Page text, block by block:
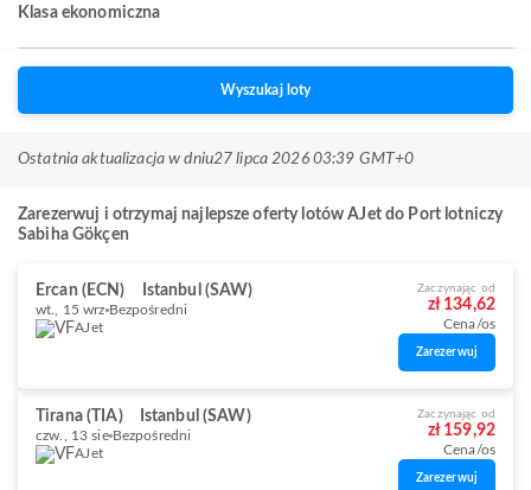
Klasa ekonomiczna
Wyszukaj loty
Ostatnia aktualizacja w dniu27 lipca 2026 03:39 GMT+0
Zarezerwuj i otrzymaj najlepsze oferty lotów AJet do Port lotniczy
Sabiha Gökçen
Ercan (ECN) Istanbul (SAW)
wt., 15 wrz Bezpośredni
AJet
Zaczynając od
zł 134,62
Cena/os
Zarezerwuj
Tirana (TIA) Istanbul (SAW)
czw., 13 sie Bezpośredni
AJet
Zaczynając od
zł 159,92
Cena/os
Zarezerwuj